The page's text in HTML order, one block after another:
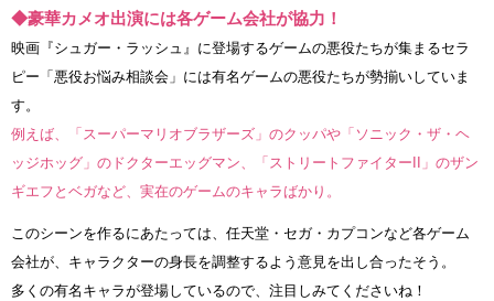
◆豪華カメオ出演には各ゲーム会社が協力！
映画『シュガー・ラッシュ』に登場するゲームの悪役たちが集まるセラ
ピー「悪役お悩み相談会」には有名ゲームの悪役たちが勢揃いしていま
す。
例えば、「スーパーマリオブラザーズ」のクッパや「ソニック・ザ・ヘ
ッジホッグ」のドクターエッグマン、「ストリートファイターII」のザン
ギエフとベガなど、実在のゲームのキャラばかり。
このシーンを作るにあたっては、任天堂・セガ・カプコンなど各ゲーム
会社が、キャラクターの身長を調整するよう意見を出し合ったそう。
多くの有名キャラが登場しているので、注目しみてくださいね！